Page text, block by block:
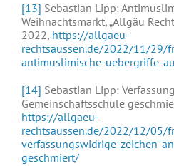
[13] Sebastian Lipp:
Weihnachtsmarkt, „Allgäu
2022, https://allgaeu-
rechtsaussen.de/2022/11/29/
antimuslimische-uebergriffe-
[14] Sebastian Lipp:
Gemeinschaftsschule
https://allgaeu-
rechtsaussen.de/2022/12/05/
verfassungswidrige-zeichen-
geschmiert/